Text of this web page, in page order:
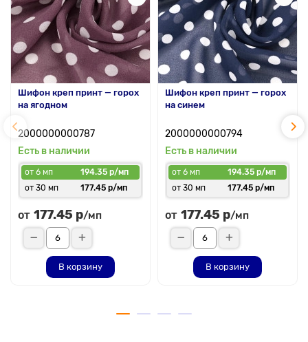
Шифон креп принт — горох
на ягодном
2000000000787
Есть в наличии
от 6 мп
194.35 р/мп
от 30 мп
177.45 р/мп
от 177.45 р/мп
В корзину
Шифон креп принт — горох
на синем
2000000000794
Есть в наличии
от 6 мп
194.35 р/мп
от 30 мп
177.45 р/мп
от 177.45 р/мп
В корзину